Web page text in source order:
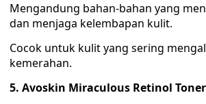
Mengandung bahan-bahan yang
dan menjaga kelembapan kulit.
Cocok untuk kulit yang sering
kemerahan.
5. Avoskin Miraculous Retinol Toner